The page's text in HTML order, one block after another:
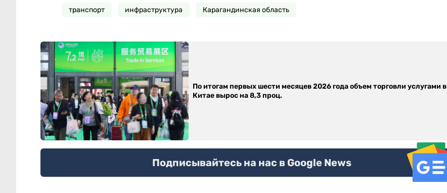
транспорт инфраструктура Карагандинская область
По итогам первых шести месяцев 2026 года объем торговли услугами в
Китае вырос на 8,3 проц.
Подписывайтесь на нас в Google News